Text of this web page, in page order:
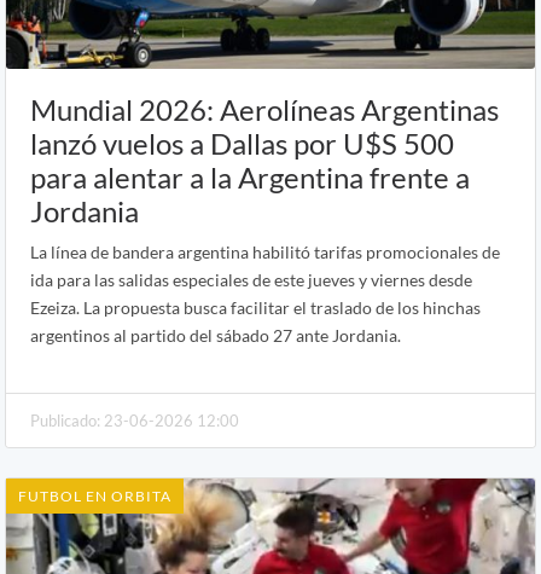
Mundial 2026: Aerolíneas Argentinas
lanzó vuelos a Dallas por U$S 500
para alentar a la Argentina frente a
Jordania
La línea de bandera argentina habilitó tarifas promocionales de
ida para las salidas especiales de este jueves y viernes desde
Ezeiza. La propuesta busca facilitar el traslado de los hinchas
argentinos al partido del sábado 27 ante Jordania.
Publicado: 23-06-2026 12:00
FUTBOL EN ORBITA